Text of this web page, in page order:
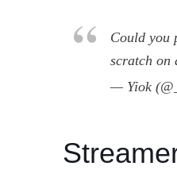
Could you
scratch on
— Yiok